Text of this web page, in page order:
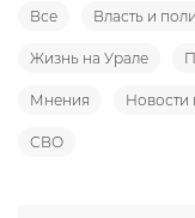
Все Власть и
Жизнь на Урале
Мнения Новости
СВО